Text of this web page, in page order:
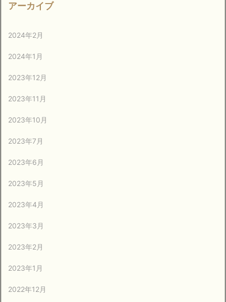
アーカイブ
2024年2月
2024年1月
2023年12月
2023年11月
2023年10月
2023年7月
2023年6月
2023年5月
2023年4月
2023年3月
2023年2月
2023年1月
2022年12月